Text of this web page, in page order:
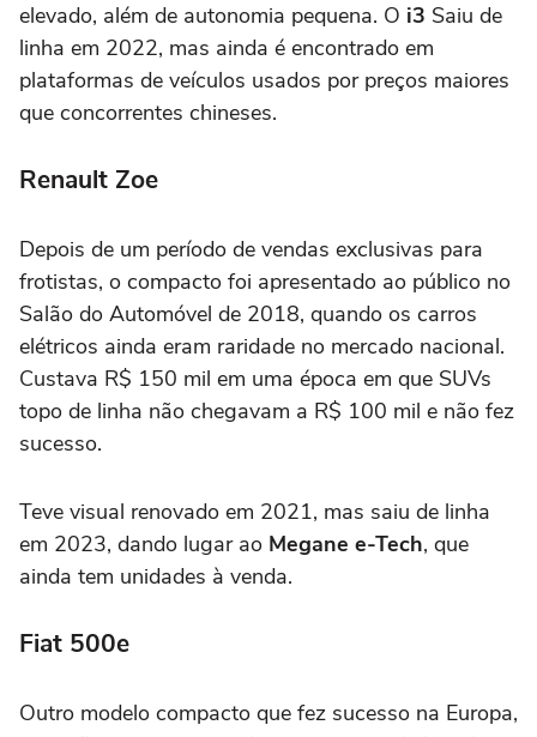
elevado, além de autonomia pequena. O i3 Saiu de
linha em 2022, mas ainda é encontrado em
plataformas de veículos usados por preços maiores
que concorrentes chineses.
Renault Zoe
Depois de um período de vendas exclusivas para
frotistas, o compacto foi apresentado ao público no
Salão do Automóvel de 2018, quando os carros
elétricos ainda eram raridade no mercado nacional.
Custava R$ 150 mil em uma época em que SUVs
topo de linha não chegavam a R$ 100 mil e não fez
sucesso.
Teve visual renovado em 2021, mas saiu de linha
em 2023, dando lugar ao Megane e-Tech, que
ainda tem unidades à venda.
Fiat 500e
Outro modelo compacto que fez sucesso na Europa,